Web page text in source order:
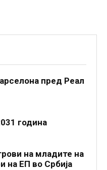
пред Реал
година
на младите на
на ЕП во Србија